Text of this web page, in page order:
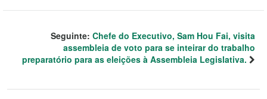
Seguinte: Chefe do Executivo, Sam Hou Fai, visita
assembleia de voto para se inteirar do trabalho
preparatório para as eleições à Assembleia Legislativa.